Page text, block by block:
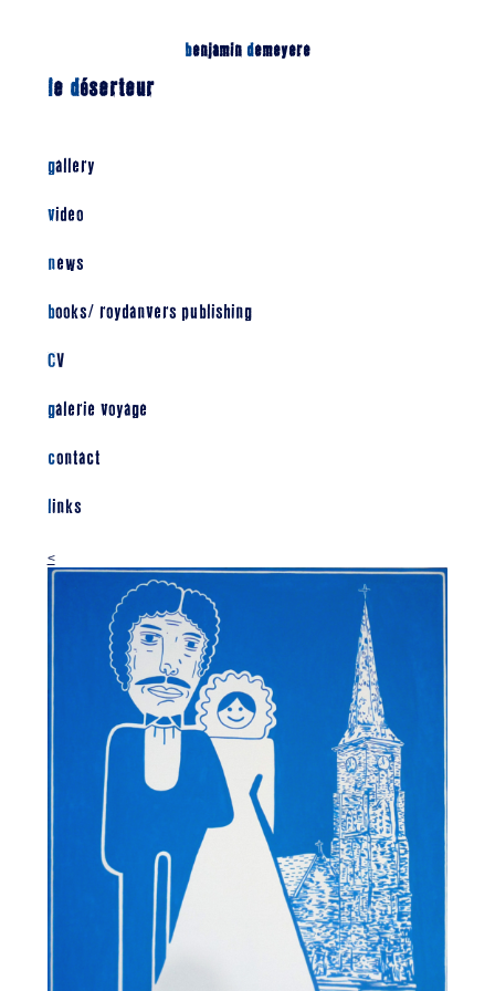
benjamin demeyere
le déserteur
gallery
video
news
books/ roydanvers publishing
CV
galerie voyage
contact
links
<